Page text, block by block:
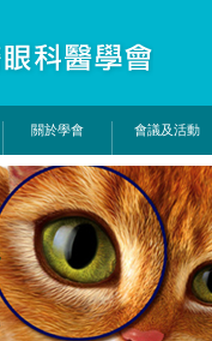
關於學會 會議及活動